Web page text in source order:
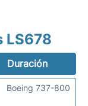
LS678
Duración
Boeing 737-800